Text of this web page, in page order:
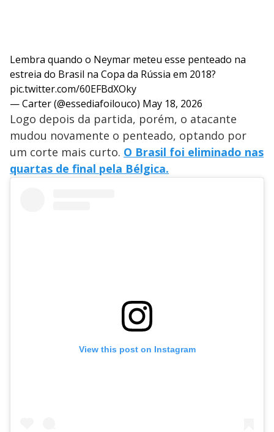
Lembra quando o Neymar meteu esse penteado na
estreia do Brasil na Copa da Rússia em 2018?
pic.twitter.com/60EFBdXOky
— Carter (@essediafoilouco) May 18, 2026
Logo depois da partida, porém, o atacante
mudou novamente o penteado, optando por
um corte mais curto. O Brasil foi eliminado nas
quartas de final pela Bélgica.
View this post on Instagram